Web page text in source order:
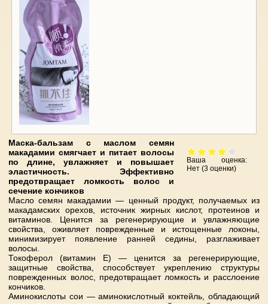
Ваша оценка:
Нет (3оценки)
Маска-бальзам с маслом семян
макадамии смягчает и питает волосы
по длине, увлажняет и повышает
эластичность. Эффективно
предотвращает ломкость волос и
сечение кончиков
Масло семян макадамии — ценный продукт, получаемых из
макадамских орехов, источник жирных кислот, протеинов и
витаминов. Ценится за регенерирующие и увлажняющие
свойства, оживляет поврежденные и истощенные локоны,
минимизирует появление ранней седины, разглаживает
волосы.
Токоферол (витамин Е) — ценится за регенерирующие,
защитные свойства, способствует укреплению структуры
поврежденных волос, предотвращает ломкость и расслоение
кончиков.
Аминокислоты сои — аминокислотный коктейль, обладающий